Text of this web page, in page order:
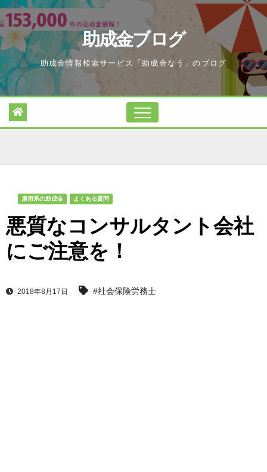
Skip
to
content
助成金ブログ
助成金情報検索サービス「助成金なう」のブログ
雇用系の助成金 よくある質問
悪質なコンサルタント会社
にご注意を！
2018年8月17日 #社会保険労務士